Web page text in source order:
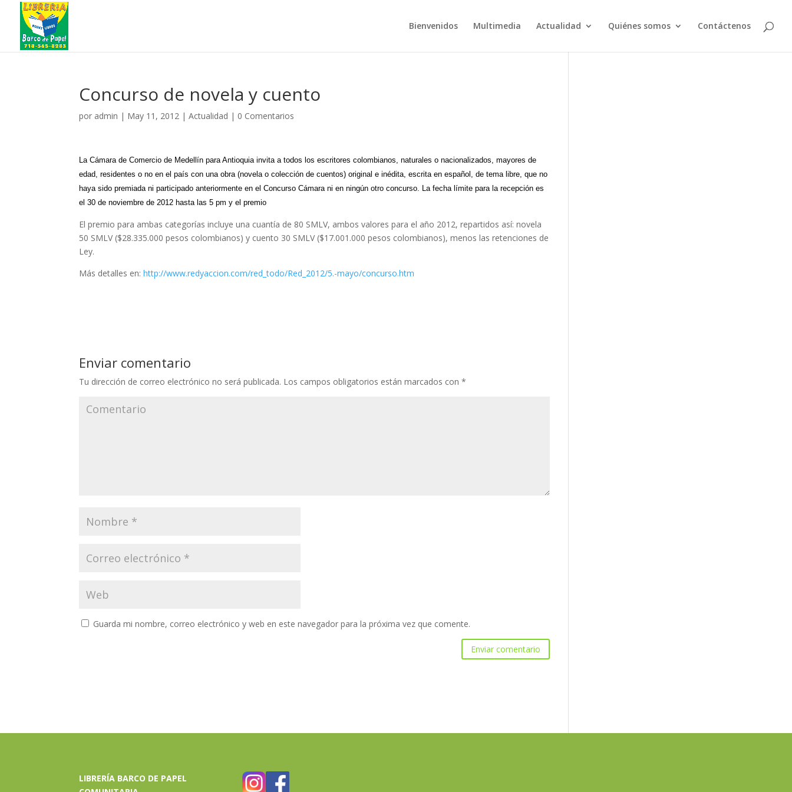
Bienvenidos Multimedia Actualidad Quiénes somos Contáctenos
Concurso de novela y cuento
por admin | May 11, 2012 |Actualidad | 0 Comentarios
La Cámara de Comercio de Medellín para Antioquia invita a todos los escritores colombianos, naturales o nacionalizados, mayores de
edad, residentes o no en el país con una obra (novela o colección de cuentos) original e inédita, escrita en español, de tema libre, que no
haya sido premiada ni participado anteriormente en el Concurso Cámara ni en ningún otro concurso. La fecha límite para la recepción es
el 30 de noviembre de 2012 hasta las 5 pm y el premio
El premio para ambas categorías incluye una cuantía de 80 SMLV, ambos valores para el año 2012, repartidos así: novela
50 SMLV ($28.335.000 pesos colombianos) y cuento 30 SMLV ($17.001.000 pesos colombianos), menos las retenciones de
Ley.
Más detalles en:http://www.redyaccion.com/red_todo/Red_2012/5.-mayo/concurso.htm
Enviar comentario
Tu dirección de correo electrónico no será publicada. Los campos obligatorios están marcados con*
Guarda mi nombre, correo electrónico y web en este navegador para la próxima vez que comente.
LIBRERÍA BARCO DE PAPEL